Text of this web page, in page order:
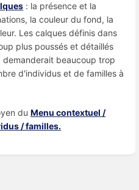
: la présence et la
la couleur du fond, la
Les calques définis dans
plus poussés et détaillés
demanderait beaucoup trop
d'individus et de familles à
du Menu contextuel /
/ familles.